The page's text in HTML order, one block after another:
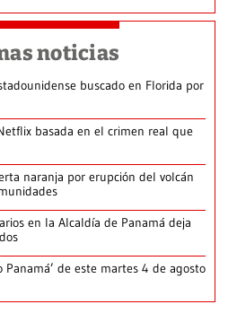
noticias
buscado en Florida por
basada en el crimen real que
naranja por erupción del volcán
en la Alcaldía de Panamá deja
Panamá’ de este martes 4 de agosto